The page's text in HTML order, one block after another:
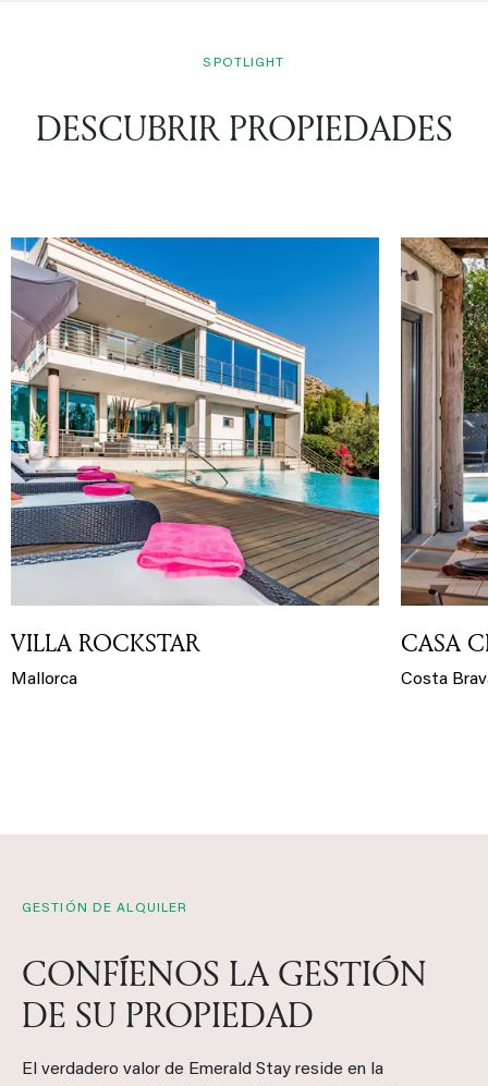
SPOTLIGHT
DESCUBRIR PROPIEDADES
VILLA ROCKSTAR
Mallorca
CASA
Costa
GESTIÓN DE ALQUILER
CONFÍENOS LA GESTIÓN
DE SU PROPIEDAD
El verdadero valor de Emerald Stay reside en la